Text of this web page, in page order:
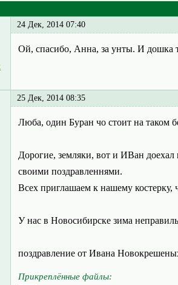
24 Дек, 2014 07:40
Ой, спасибо, Анна, за унты. И дошка
25 Дек, 2014 08:35
Люба, один Буран чо стоит на таком
Дорогие, земляки, вот и ИВан
своими поздравленнями.
Всех приглашаем к нашему костерку,
У нас в Новосибирске зима
поздравление от Ивана
Прикреплённые файлы: